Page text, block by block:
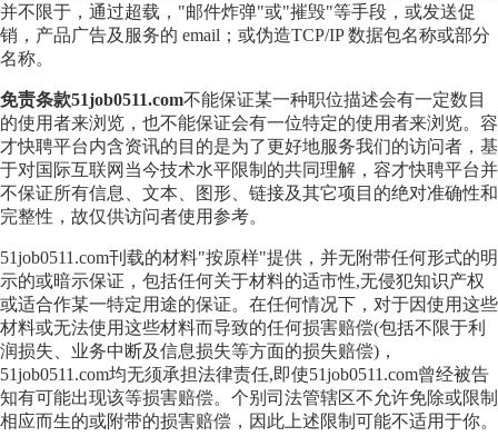
并不限于，通过超载，"邮件炸弹"或"摧毁"等手段，或发送促
销，产品广告及服务的 email；或伪造TCP/IP 数据包名称或部分
名称。
免责条款51job0511.com不能保证某一种职位描述会有一定数目
的使用者来浏览，也不能保证会有一位特定的使用者来浏览。容
才快聘平台内含资讯的目的是为了更好地服务我们的访问者，基
于对国际互联网当今技术水平限制的共同理解，容才快聘平台并
不保证所有信息、文本、图形、链接及其它项目的绝对准确性和
完整性，故仅供访问者使用参考。
51job0511.com刊载的材料"按原样"提供，并无附带任何形式的明
示的或暗示保证，包括任何关于材料的适市性,无侵犯知识产权
或适合作某一特定用途的保证。在任何情况下，对于因使用这些
材料或无法使用这些材料而导致的任何损害赔偿(包括不限于利
润损失、业务中断及信息损失等方面的损失赔偿)，
51job0511.com均无须承担法律责任,即使51job0511.com曾经被告
知有可能出现该等损害赔偿。个别司法管辖区不允许免除或限制
相应而生的或附带的损害赔偿，因此上述限制可能不适用于你。